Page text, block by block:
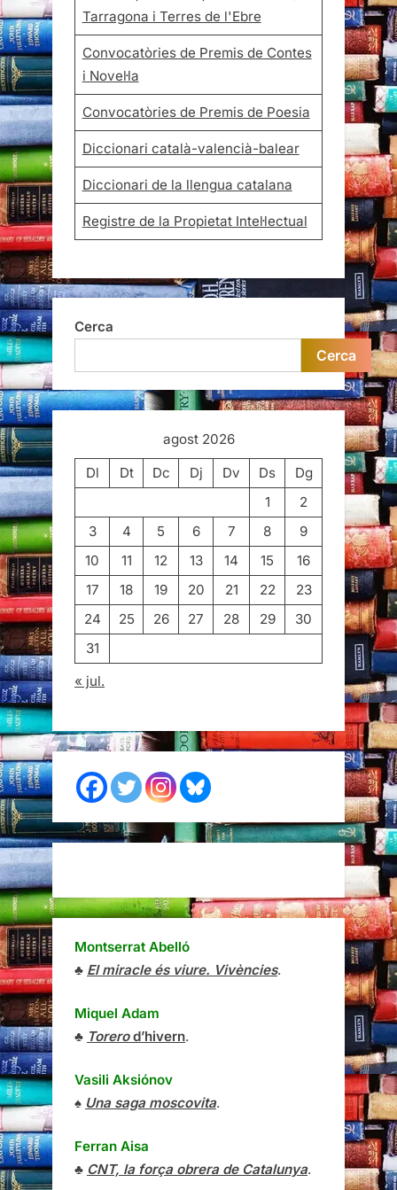
Tarragona i Terres de l'Ebre
Convocatòries de Premis de Contes
i Novel·la
Convocatòries de Premis de Poesia
Diccionari català-valencià-balear
Diccionari de la llengua catalana
Registre de la Propietat Intel·lectual
Cerca
Cerca
agost 2026
Dl
Dt Dc Dj Dv Ds
Dg
1
2
3
4 5 6 7 8
9
10
11 12 13 14 15
16
17
18 19 20 21 22
23
24
25 26 27 28 29
30
31
« jul.
Montserrat Abelló
♣ El miracle és viure. Vivències.
Miquel Adam
♣ Torerod’hivern.
Vasili Aksiónov
♠ Una saga moscovita.
Ferran Aisa
♣ CNT, la força obrera de Catalunya.